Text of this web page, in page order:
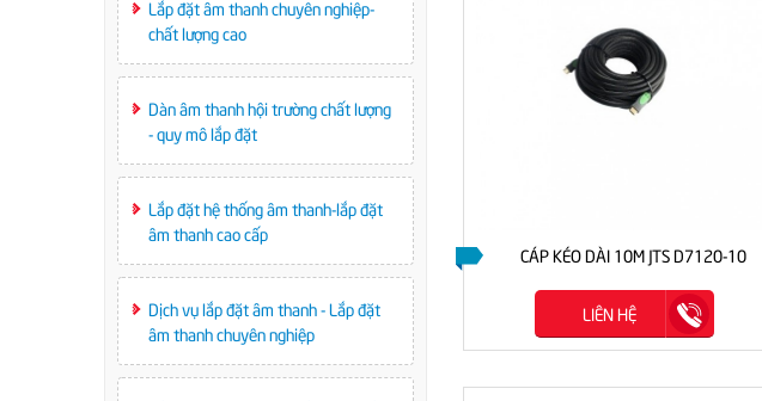
CÁP KÉO DÀI 10M JTS D7120-10
LIÊN HỆ
Lắp đặt âm thanh chuyên nghiệp-
chất lượng cao
Dàn âm thanh hội trường chất lượng
- quy mô lắp đặt
Lắp đặt hệ thống âm thanh-lắp đặt
âm thanh cao cấp
Dịch vụ lắp đặt âm thanh - Lắp đặt
âm thanh chuyên nghiệp